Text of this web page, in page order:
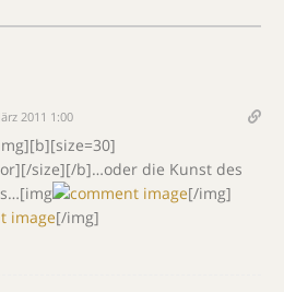
2011 1:00
size][/b]…oder die Kunst des
[/img]
[/img]